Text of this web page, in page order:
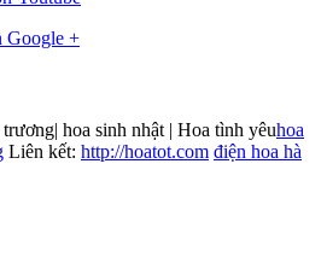
Google +
hoa sinh nhật | Hoa tình yêuhoa
Liên kết: http://hoatot.com điện hoa hà